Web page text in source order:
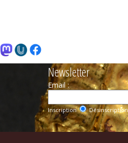
Newsletter
Email :
Inscription Désinscription